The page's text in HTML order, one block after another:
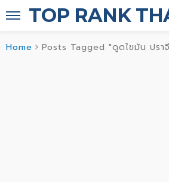
TOP RANK
Home Posts Tagged "ดูดไขมัน ปรา